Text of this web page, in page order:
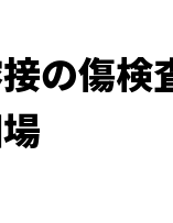
の傷検